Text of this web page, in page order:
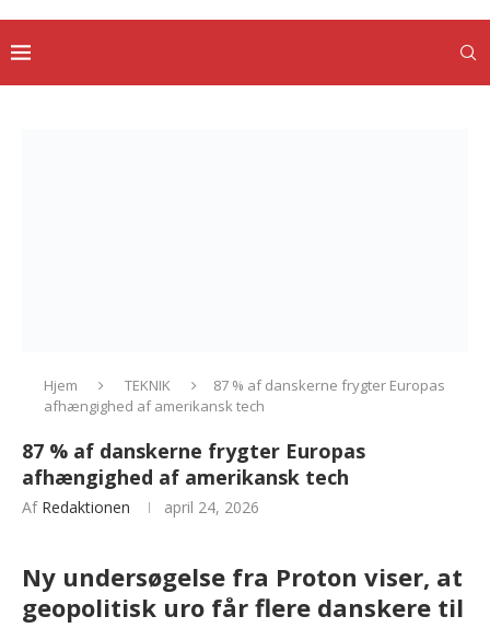
Hjem TEKNIK
87 % af danskerne frygter Europas
afhængighed af amerikansk tech
87 % af danskerne frygter Europas
afhængighed af amerikansk tech
Af Redaktionen april 24, 2026
Ny undersøgelse fra Proton viser, at
geopolitisk uro får flere danskere til